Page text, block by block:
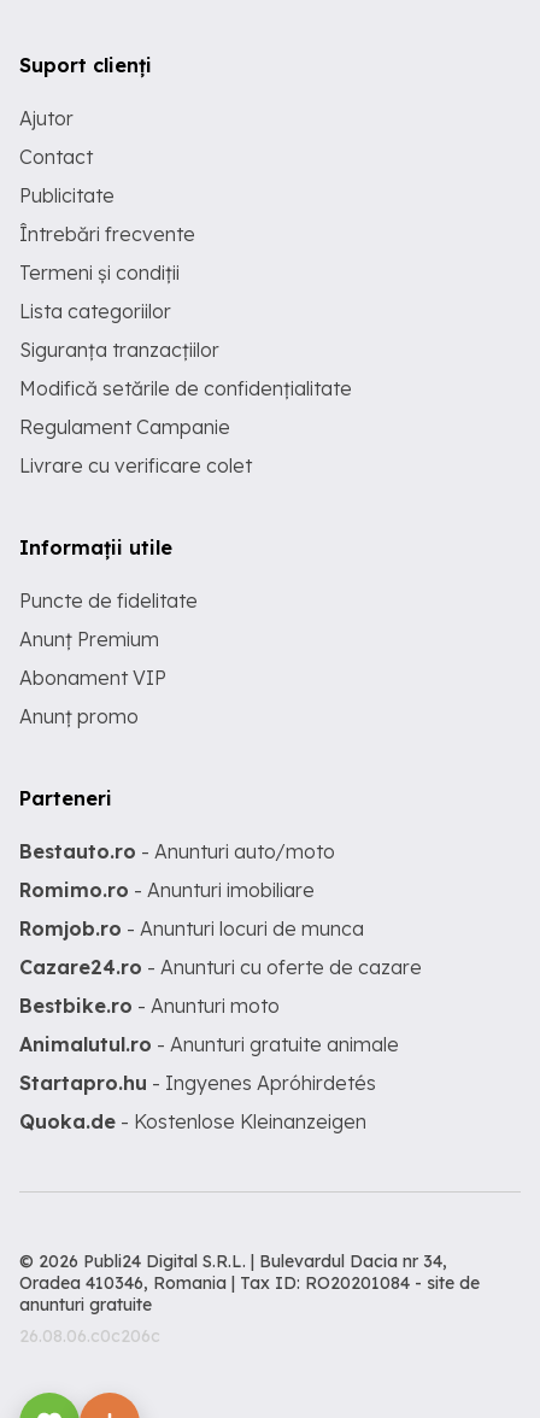
Suport clienți
Ajutor
Contact
Publicitate
Întrebări frecvente
Termeni și condiții
Lista categoriilor
Siguranța tranzacțiilor
Modifică setările de confidențialitate
Regulament Campanie
Livrare cu verificare colet
Informații utile
Puncte de fidelitate
Anunț Premium
Abonament VIP
Anunț promo
Parteneri
Bestauto.ro - Anunturi auto/moto
Romimo.ro - Anunturi imobiliare
Romjob.ro - Anunturi locuri de munca
Cazare24.ro - Anunturi cu oferte de cazare
Bestbike.ro - Anunturi moto
Animalutul.ro - Anunturi gratuite animale
Startapro.hu - Ingyenes Apróhirdetés
Quoka.de - Kostenlose Kleinanzeigen
© 2026 Publi24 Digital S.R.L. | Bulevardul Dacia nr 34,
Oradea 410346, Romania | Tax ID: RO20201084 - site de
anunturi gratuite
26.08.06.c0c206c